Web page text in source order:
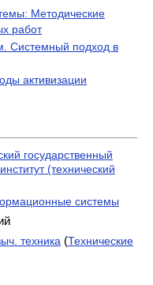
Методические
работ
Системный подход в
активизации
государственный
(технический
системы
техника (Технические